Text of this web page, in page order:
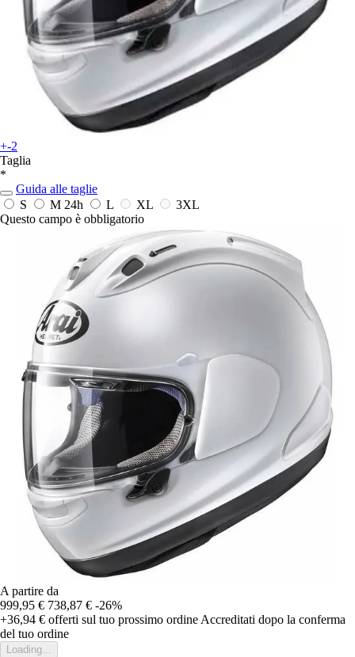
+-2
Taglia
*
Guida alle taglie
S
M 24h L XL
3XL
Questo campo è obbligatorio
A partire da
999,95 € 738,87 € -26%
+36,94 € offerti sul tuo prossimo ordine Accreditati dopo la conferma
del tuo ordine
Loading...